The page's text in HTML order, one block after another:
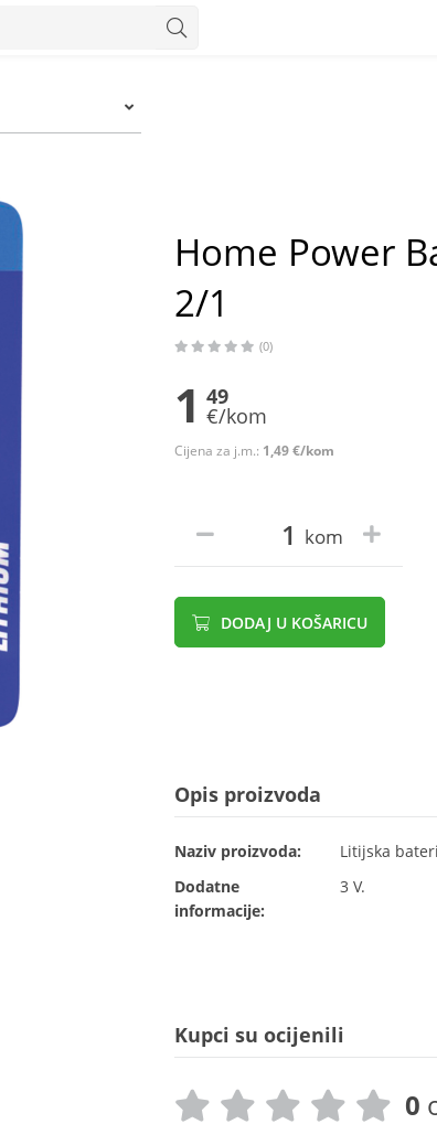
Home Power
2/1
(0)
1 49
€/kom
Cijena za j.m.: 1,49 €/kom
kom
DODAJ U KOŠARICU
Opis proizvoda
Naziv proizvoda:
Litijska
Dodatne
informacije:
3 V.
Kupci su ocijenili
0